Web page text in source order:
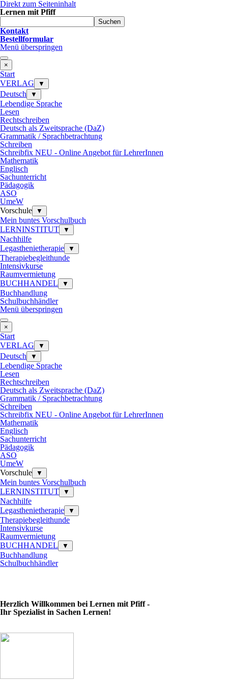
Direkt zum Seiteninhalt
Lernen mit Pfiff
Suchen
Kontakt
Bestellformular
Menü überspringen
×
Start
VERLAG
▼
Deutsch ▼
Lebendige Sprache
Lesen
Rechtschreiben
Deutsch als Zweitsprache (DaZ)
Grammatik / Sprachbetrachtung
Schreiben
Schreibfix NEU - Online Angebot für LehrerInnen
Mathematik
Englisch
Sachunterricht
Pädagogik
ASO
UmeW
Vorschule
▼
Mein buntes Vorschulbuch
LERNINSTITUT
▼
Nachhilfe
Legasthenietherapie
▼
Therapiebegleithunde
Intensivkurse
Raumvermietung
BUCHHANDEL
▼
Buchhandlung
Schulbuchhändler
Menü überspringen
×
Start
VERLAG
▼
Deutsch ▼
Lebendige Sprache
Lesen
Rechtschreiben
Deutsch als Zweitsprache (DaZ)
Grammatik / Sprachbetrachtung
Schreiben
Schreibfix NEU - Online Angebot für LehrerInnen
Mathematik
Englisch
Sachunterricht
Pädagogik
ASO
UmeW
Vorschule
▼
Mein buntes Vorschulbuch
LERNINSTITUT
▼
Nachhilfe
Legasthenietherapie
▼
Therapiebegleithunde
Intensivkurse
Raumvermietung
BUCHHANDEL
▼
Buchhandlung
Schulbuchhändler
Herzlich Willkommen bei Lernen mit Pfiff -
Ihr Spezialist in Sachen Lernen!